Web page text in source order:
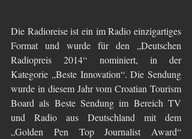
Die Radioreise ist ein im Radio einzigartiges
Format und wurde für den „Deutschen
Radiopreis 2014“ nominiert, in der
Kategorie „Beste Innovation“. Die Sendung
wurde in diesem Jahr vom Croatian Tourism
Board als Beste Sendung im Bereich TV
und Radio aus Deutschland mit dem
„Golden Pen Top Journalist Award“